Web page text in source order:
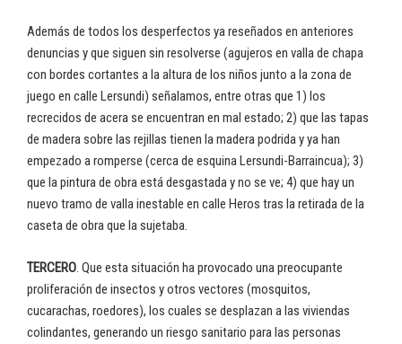
Además de todos los desperfectos ya reseñados en anteriores
denuncias y que siguen sin resolverse (agujeros en valla de chapa
con bordes cortantes a la altura de los niños junto a la zona de
juego en calle Lersundi) señalamos, entre otras que 1) los
recrecidos de acera se encuentran en mal estado; 2) que las tapas
de madera sobre las rejillas tienen la madera podrida y ya han
empezado a romperse (cerca de esquina Lersundi-Barraincua); 3)
que la pintura de obra está desgastada y no se ve; 4) que hay un
nuevo tramo de valla inestable en calle Heros tras la retirada de la
caseta de obra que la sujetaba.
TERCERO. Que esta situación ha provocado una preocupante
proliferación de insectos y otros vectores (mosquitos,
cucarachas, roedores), los cuales se desplazan a las viviendas
colindantes, generando un riesgo sanitario para las personas